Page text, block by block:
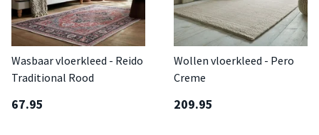
Wasbaar vloerkleed - Reido
Traditional Rood
67.95
Wollen vloerkleed - Pero
Creme
209.95